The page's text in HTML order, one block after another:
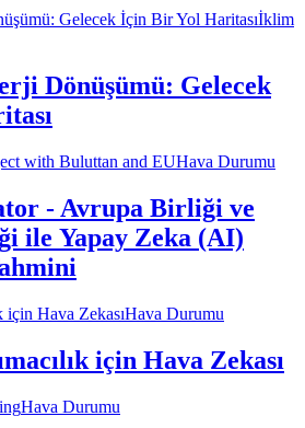
İklim
Dönüşümü: Gelecek
Hava Durumu
- Avrupa Birliği ve
ile Yapay Zeka (AI)
Hava Durumu
için Hava Zekası
Hava Durumu